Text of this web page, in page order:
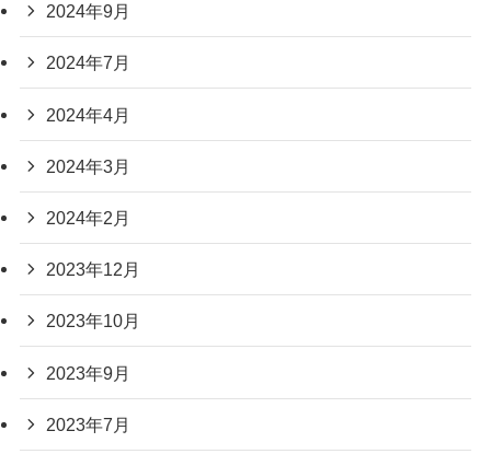
2024年9月
2024年7月
2024年4月
2024年3月
2024年2月
2023年12月
2023年10月
2023年9月
2023年7月